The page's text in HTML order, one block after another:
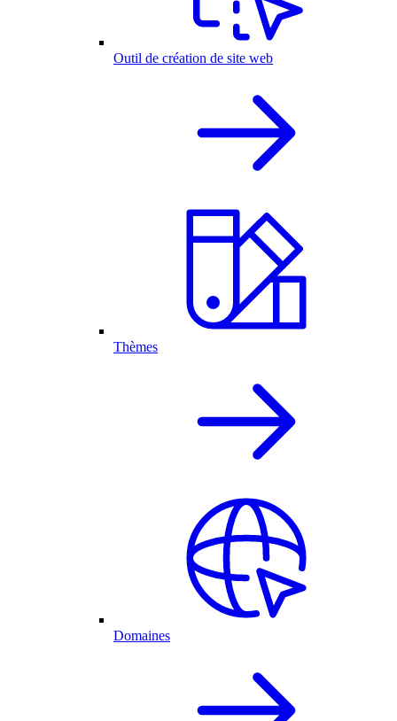
Outil de création de site web
Thèmes
Domaines